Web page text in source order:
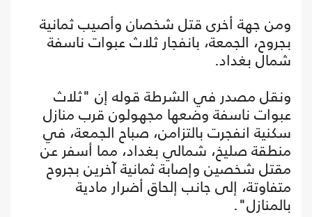
ومن جهة أخرى قتل شخصان وأصيب ثمانية
بجروح، الجمعة، بانفجار ثلاث عبوات ناسفة
شمال بغداد.
ونقل مصدر في الشرطة قوله إن "ثلاث
عبوات ناسفة وضعها مجهولون قرب منازل
سكنية انفجرت بالتزامن، صباح الجمعة، في
منطقة صليخ، شمالي بغداد، مما أسفر عن
مقتل شخصين وإصابة ثمانية آخرين بجروح
متفاوتة، إلى جانب إلحاق أضرار مادية
بالمنازل".